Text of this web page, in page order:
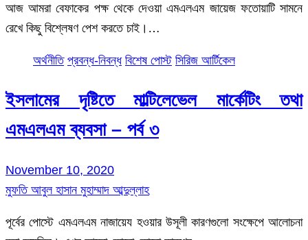
আজ আমরা বেফাকের পক্ষ থেকে দেওয়া এমএলএম জায়েজ ফতোয়াটি সামনে
রেখে কিছু বিশ্লেষণ পেশ করতে চাই।…
অর্থনীতি প্রবন্ধ-নিবন্ধ বিশেষ পোস্ট সিরিজ আর্টিকেল
ইসলামের দৃষ্টিতে মাল্টিলেভেল মার্কেটিং তথা
এমএলএম ব্যবসা – পর্ব ৩
November 10, 2020
মুফতি আবুল হাসান মুহাম্মাদ আব্দুল্লাহ
পূর্বের পোস্টে এমএলএম নাজায়েয হওয়ার উসূলী কারণগুলো সংক্ষেপে আলোচনা